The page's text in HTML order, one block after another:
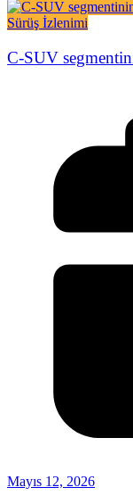
Sürüş İzlenimi
C-SUV
Mayıs 12, 2026